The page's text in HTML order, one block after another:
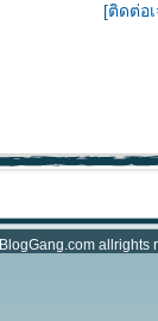
[ติดต่อ
BlogGang.com allrights